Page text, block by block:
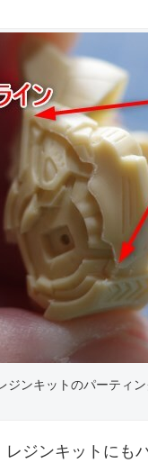
ジンキットのパーティ
ジンキットにも